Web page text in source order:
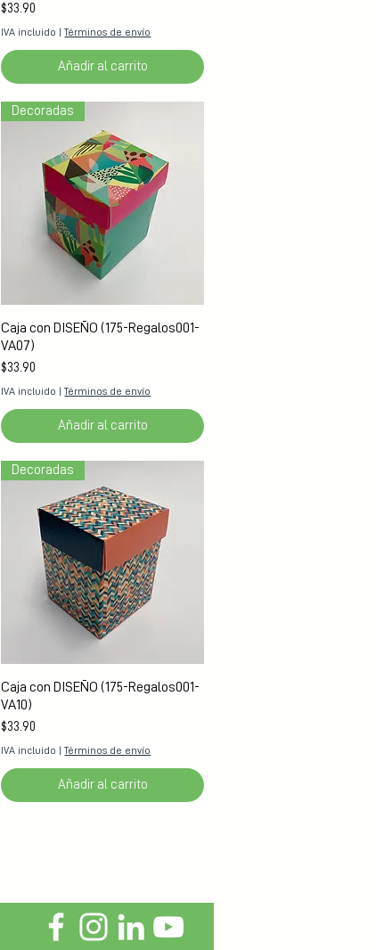
Precio
$33.90
IVA incluido |Términos de envío
Añadir al carrito
Vista rápida
Decoradas
Caja con DISEÑO (175-Regalos001-
VA07)
Precio
$33.90
IVA incluido |Términos de envío
Añadir al carrito
Vista rápida
Decoradas
Caja con DISEÑO (175-Regalos001-
VA10)
Precio
$33.90
IVA incluido |Términos de envío
Añadir al carrito